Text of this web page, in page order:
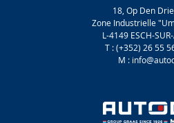
18, Op Den
Zone Industrielle
L-4149 ESCH-
T : (+352) 26 55
M :